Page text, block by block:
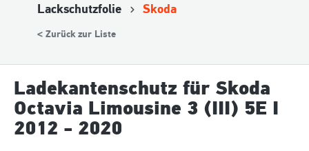
Lackschutzfolie Skoda
< Zurück zur Liste
Ladekantenschutz für Skoda
Octavia Limousine 3 (III) 5E I
2012 - 2020